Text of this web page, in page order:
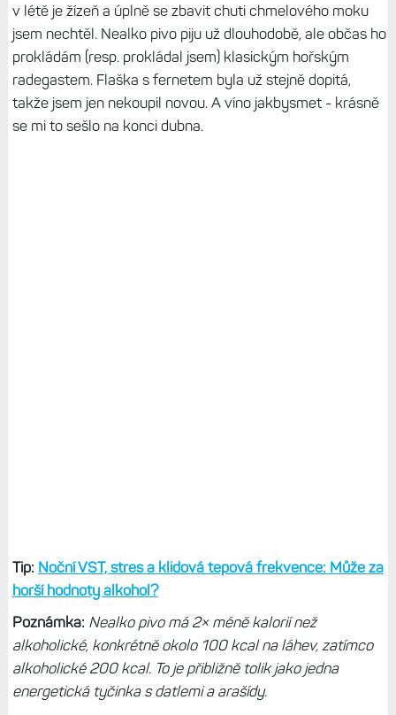
v létě je žízeň a úplně se zbavit chuti chmelového moku
jsem nechtěl. Nealko pivo piju už dlouhodobě, ale občas ho
prokládám (resp. prokládal jsem) klasickým hořským
radegastem. Flaška s fernetem byla už stejně dopitá,
takže jsem jen nekoupil novou. A víno jakbysmet - krásně
se mi to sešlo na konci dubna.
Tip: Noční VST, stres a klidová tepová frekvence: Může za
horší hodnoty alkohol?
Poznámka: Nealko pivo má 2× méně kalorií než
alkoholické, konkrétně okolo 100 kcal na láhev, zatímco
alkoholické 200 kcal. To je přibližně tolik jako jedna
energetická tyčinka s datlemi a arašídy.